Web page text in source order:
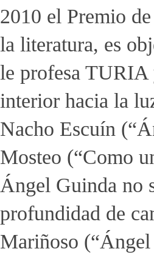
2010 el Premio
la literatura, es
le profesa TURIA
interior hacia la
Nacho Escuín
Mosteo (“Como
Ángel Guinda no
profundidad de
Mariñoso